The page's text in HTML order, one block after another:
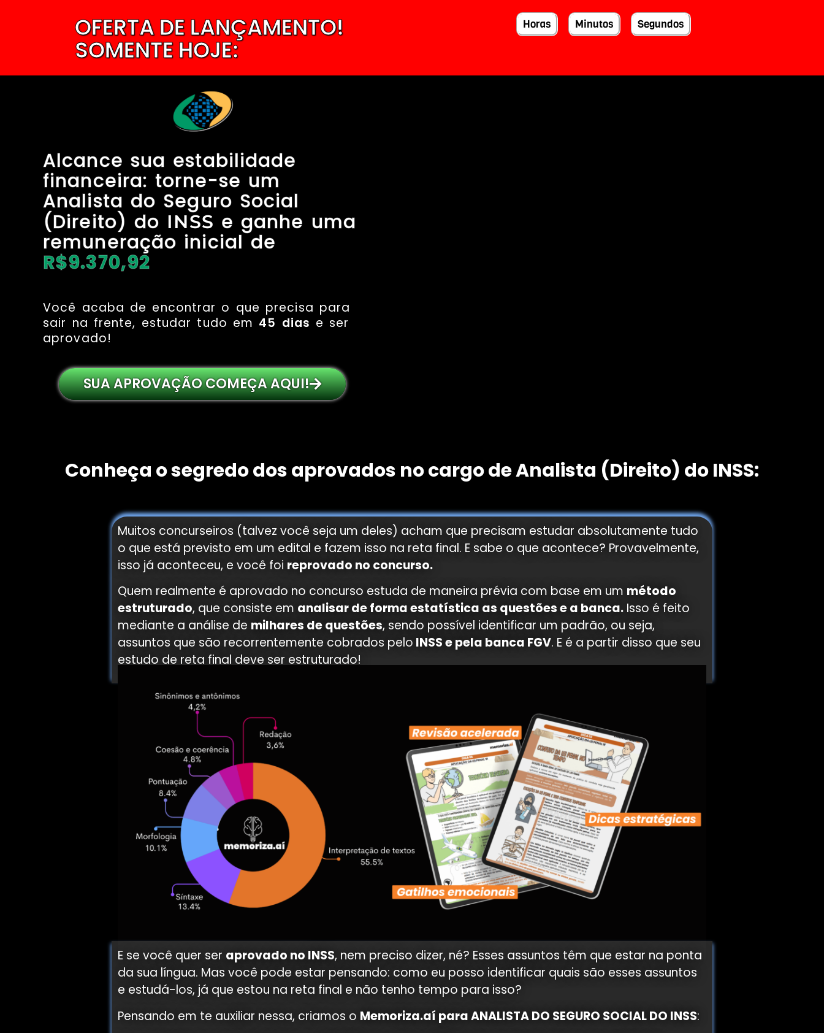
OFERTA DE LANÇAMENTO!
SOMENTE HOJE:
Horas Minutos Segundos
Alcance sua estabilidade
financeira: torne-se um
Analista do Seguro Social
(Direito) do INSS e ganhe uma
remuneração inicial de
R$9.370,92
Você acaba de encontrar o que precisa para
sair na frente, estudar tudo em 45 dias e ser
aprovado!
SUA APROVAÇÃO COMEÇA AQUI!
Conheça o segredo dos aprovados no cargo de Analista (Direito) do INSS:
Muitos concurseiros (talvez você seja um deles) acham que precisam estudar absolutamente tudo
o que está previsto em um edital e fazem isso na reta final. E sabe o que acontece? Provavelmente,
isso já aconteceu, e você foi reprovado no concurso.
Quem realmente é aprovado no concurso estuda de maneira prévia com base em um método
estruturado, que consiste em analisar de forma estatística as questões e a banca. Isso é feito
mediante a análise de milhares de questões, sendo possível identificar um padrão, ou seja,
assuntos que são recorrentemente cobrados pelo INSS e pela banca FGV. E é a partir disso que seu
estudo de reta final deve ser estruturado!
E se você quer ser aprovado no INSS, nem preciso dizer, né? Esses assuntos têm que estar na ponta
da sua língua. Mas você pode estar pensando: como eu posso identificar quais são esses assuntos
e estudá-los, já que estou na reta final e não tenho tempo para isso?
Pensando em te auxiliar nessa, criamos o Memoriza.aí para ANALISTA DO SEGURO SOCIAL DO INSS: